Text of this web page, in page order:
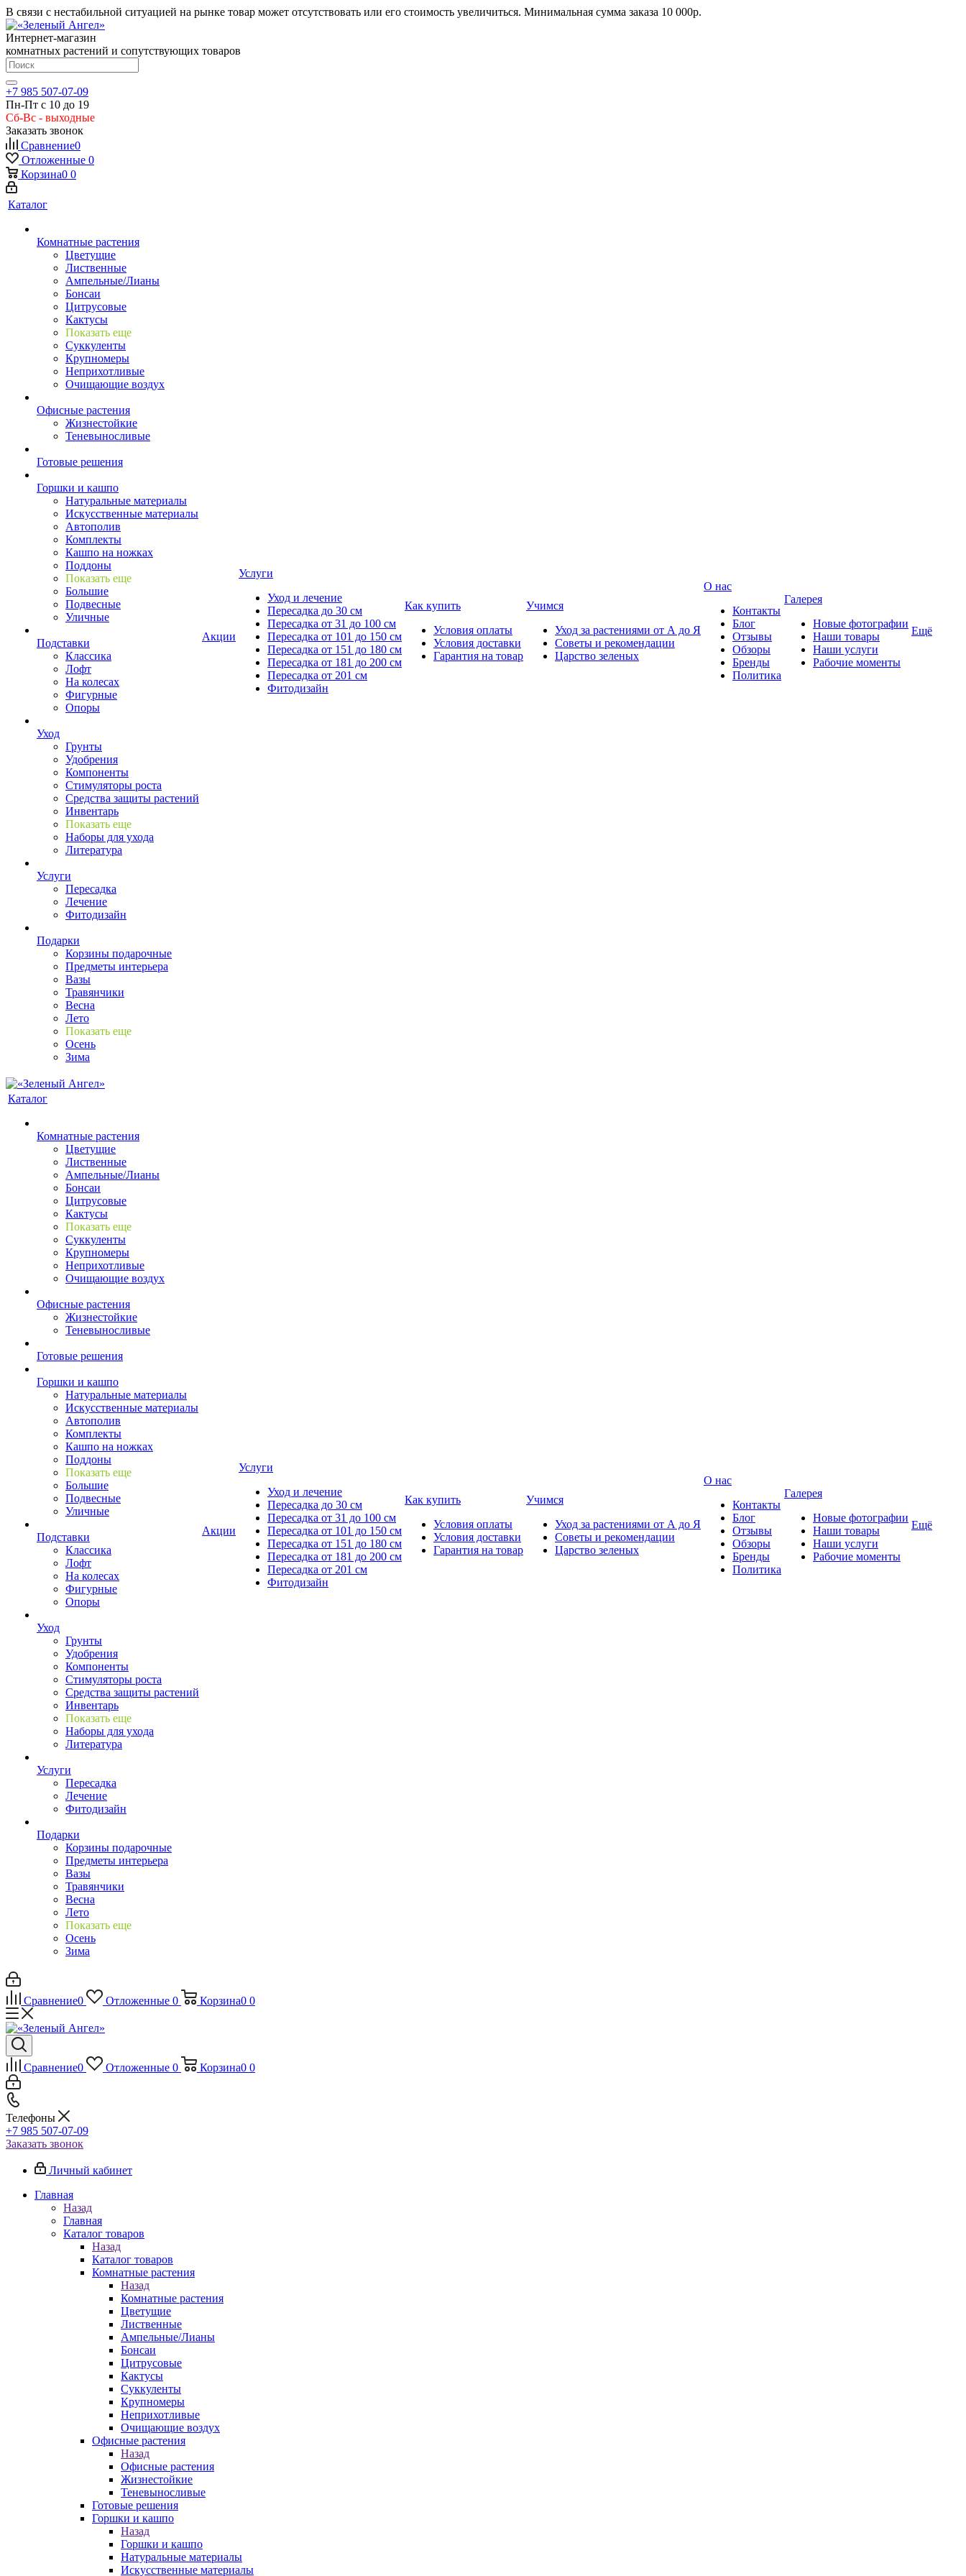
В связи с нестабильной ситуацией на рынке товар может отсутствовать или его стоимость увеличиться. Минимальная сумма заказа 10 000р.
Интернет-магазин
комнатных растений и сопутствующих товаров
+7 985 507-07-09
Пн-Пт с 10 до 19
Сб-Вс - выходные
Заказать звонок
Сравнение0
Отложенные 0
Корзина0 0
Каталог
Комнатные растения
Цветущие
Лиственные
Ампельные/Лианы
Бонсаи
Цитрусовые
Кактусы
Показать еще
Суккуленты
Крупномеры
Неприхотливые
Очищающие воздух
Офисные растения
Жизнестойкие
Теневыносливые
Готовые решения
Горшки и кашпо
Натуральные материалы
Искусственные материалы
Автополив
Комплекты
Кашпо на ножках
Поддоны
Показать еще
Большие
Подвесные
Уличные
Подставки
Классика
Лофт
На колесах
Фигурные
Опоры
Уход
Грунты
Удобрения
Компоненты
Стимуляторы роста
Средства защиты растений
Инвентарь
Показать еще
Наборы для ухода
Литература
Услуги
Пересадка
Лечение
Фитодизайн
Подарки
Корзины подарочные
Предметы интерьера
Вазы
Травянчики
Весна
Лето
Показать еще
Осень
Зима
Акции
Услуги
Уход и лечение
Пересадка до 30 см
Пересадка от 31 до 100 см
Пересадка от 101 до 150 см
Пересадка от 151 до 180 см
Пересадка от 181 до 200 см
Пересадка от 201 см
Фитодизайн
Как купить
Условия оплаты
Условия доставки
Гарантия на товар
Учимся
Уход за растениями от А до Я
Советы и рекомендации
Царство зеленых
О нас
Контакты
Блог
Отзывы
Обзоры
Бренды
Политика
Галерея
Новые фотографии
Наши товары
Наши услуги
Рабочие моменты
Ещё
Каталог
Комнатные растения
Цветущие
Лиственные
Ампельные/Лианы
Бонсаи
Цитрусовые
Кактусы
Показать еще
Суккуленты
Крупномеры
Неприхотливые
Очищающие воздух
Офисные растения
Жизнестойкие
Теневыносливые
Готовые решения
Горшки и кашпо
Натуральные материалы
Искусственные материалы
Автополив
Комплекты
Кашпо на ножках
Поддоны
Показать еще
Большие
Подвесные
Уличные
Подставки
Классика
Лофт
На колесах
Фигурные
Опоры
Уход
Грунты
Удобрения
Компоненты
Стимуляторы роста
Средства защиты растений
Инвентарь
Показать еще
Наборы для ухода
Литература
Услуги
Пересадка
Лечение
Фитодизайн
Подарки
Корзины подарочные
Предметы интерьера
Вазы
Травянчики
Весна
Лето
Показать еще
Осень
Зима
Акции
Услуги
Уход и лечение
Пересадка до 30 см
Пересадка от 31 до 100 см
Пересадка от 101 до 150 см
Пересадка от 151 до 180 см
Пересадка от 181 до 200 см
Пересадка от 201 см
Фитодизайн
Как купить
Условия оплаты
Условия доставки
Гарантия на товар
Учимся
Уход за растениями от А до Я
Советы и рекомендации
Царство зеленых
О нас
Контакты
Блог
Отзывы
Обзоры
Бренды
Политика
Галерея
Новые фотографии
Наши товары
Наши услуги
Рабочие моменты
Ещё
Сравнение0 Отложенные 0 Корзина0 0
Сравнение0 Отложенные 0 Корзина0 0
Телефоны
+7 985 507-07-09
Заказать звонок
Личный кабинет
Главная
Назад
Главная
Каталог товаров
Назад
Каталог товаров
Комнатные растения
Назад
Комнатные растения
Цветущие
Лиственные
Ампельные/Лианы
Бонсаи
Цитрусовые
Кактусы
Суккуленты
Крупномеры
Неприхотливые
Очищающие воздух
Офисные растения
Назад
Офисные растения
Жизнестойкие
Теневыносливые
Готовые решения
Горшки и кашпо
Назад
Горшки и кашпо
Натуральные материалы
Искусственные материалы